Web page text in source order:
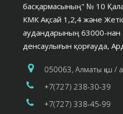
басқармасының" № 10
КМК Ақсай 1,2,4 және
аудандарының 63000-нан
денсаулығын қорғауда,
050063, Алматы қ.ш /
+7(727) 238-30-39
+7(727) 338-45-99